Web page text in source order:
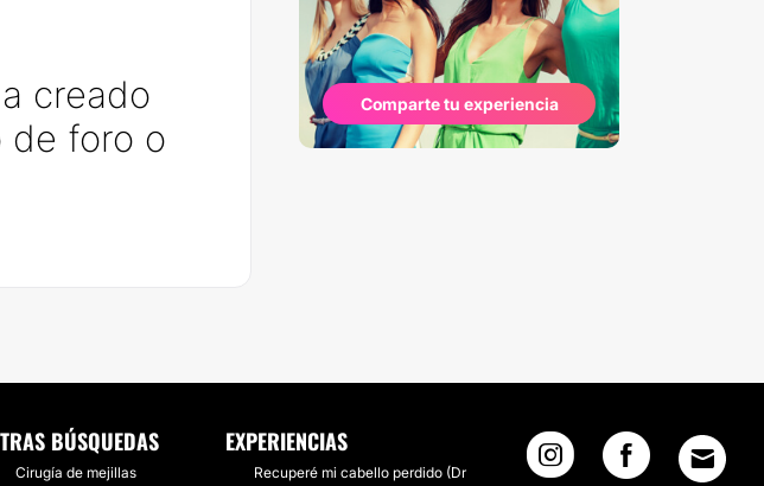
creado
de foro o
Comparte tu experiencia
BÚSQUEDAS
Cirugía de mejillas
EXPERIENCIAS
Recuperé mi cabello perdido (Dr